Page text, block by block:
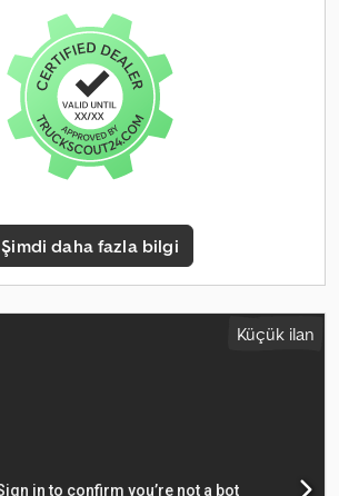
Şimdi daha fazla bilgi
Küçük ilan